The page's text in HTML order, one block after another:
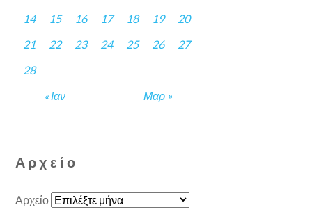
« Ιαν Μαρ »
14
15 16 17 18 19
20
21
22 23 24 25 26
27
28
Αρχείο
Αρχείο